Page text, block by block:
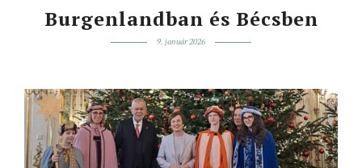
Burgenlandban és Bécsben
9. január 2026